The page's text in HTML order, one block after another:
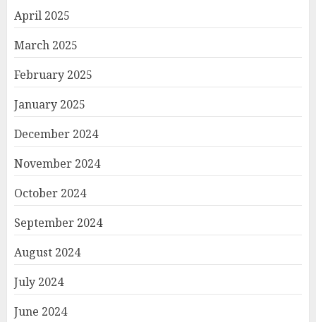
April 2025
March 2025
February 2025
January 2025
December 2024
November 2024
October 2024
September 2024
August 2024
July 2024
June 2024